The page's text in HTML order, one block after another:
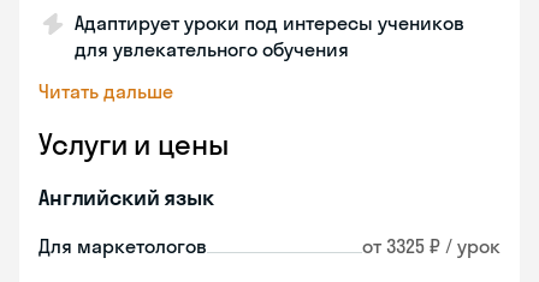
Адаптирует уроки под интересы учеников
для увлекательного обучения
Читать дальше
Услуги и цены
Английский язык
Для маркетологов от 3325 ₽ / урок